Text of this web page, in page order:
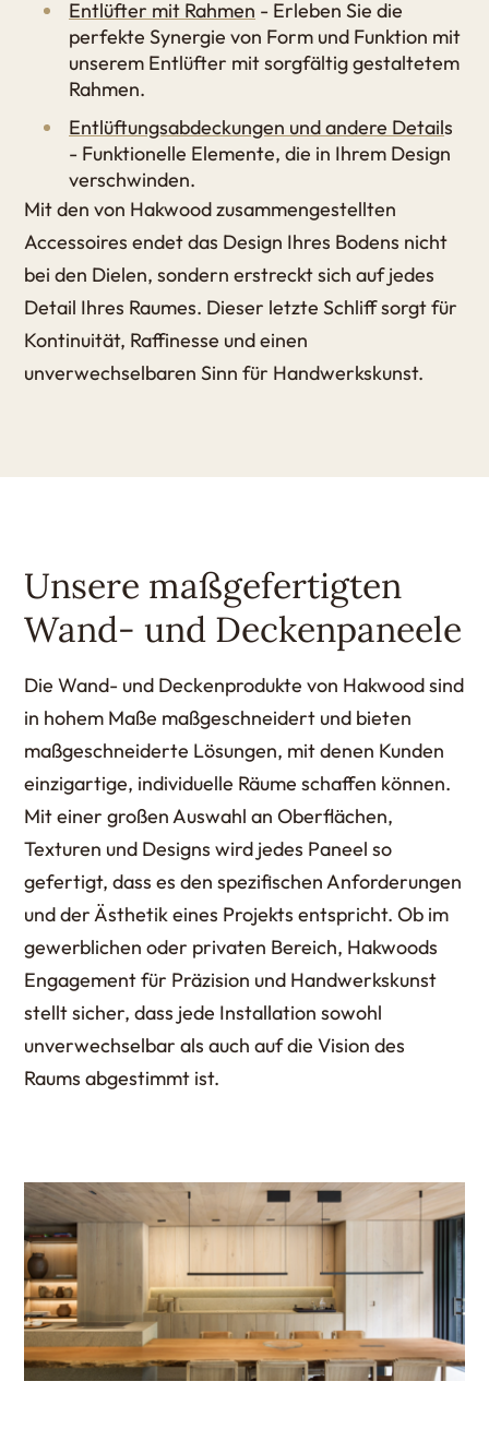
Entlüfter mit Rahmen - Erleben Sie die
perfekte Synergie von Form und Funktion mit
unserem Entlüfter mit sorgfältig gestaltetem
Rahmen.
Entlüftungsabdeckungen und andere Details
- Funktionelle Elemente, die in Ihrem Design
verschwinden.
Mit den von Hakwood zusammengestellten
Accessoires endet das Design Ihres Bodens nicht
bei den Dielen, sondern erstreckt sich auf jedes
Detail Ihres Raumes. Dieser letzte Schliff sorgt für
Kontinuität, Raffinesse und einen
unverwechselbaren Sinn für Handwerkskunst.
Unsere maßgefertigten
Wand- und Deckenpaneele
Die Wand- und Deckenprodukte von Hakwood sind
in hohem Maße maßgeschneidert und bieten
maßgeschneiderte Lösungen, mit denen Kunden
einzigartige, individuelle Räume schaffen können.
Mit einer großen Auswahl an Oberflächen,
Texturen und Designs wird jedes Paneel so
gefertigt, dass es den spezifischen Anforderungen
und der Ästhetik eines Projekts entspricht. Ob im
gewerblichen oder privaten Bereich, Hakwoods
Engagement für Präzision und Handwerkskunst
stellt sicher, dass jede Installation sowohl
unverwechselbar als auch auf die Vision des
Raums abgestimmt ist.